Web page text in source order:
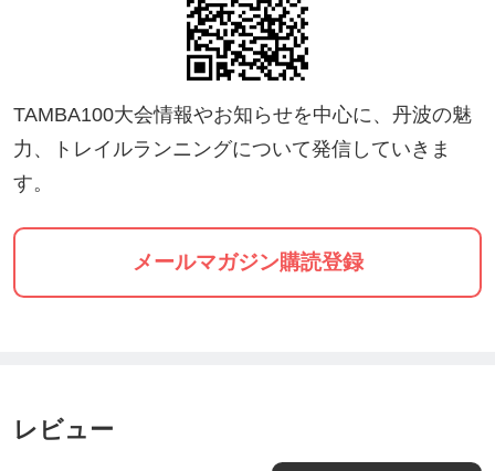
TAMBA100大会情報やお知らせを中心に、丹波の魅
力、トレイルランニングについて発信していきま
す。
メールマガジン購読登録
レビュー